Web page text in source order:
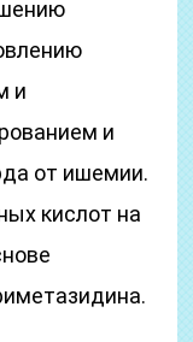
и
и
от ишемии.
кислот на